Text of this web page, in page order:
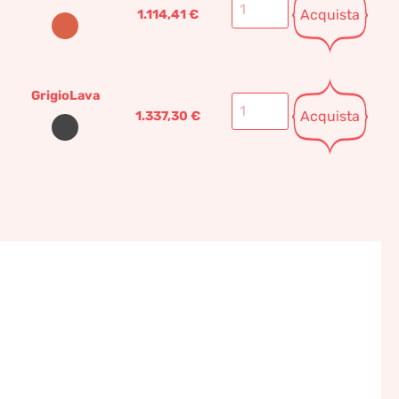
1.114,41€ Acquista
GrigioLava
1.337,30 € Acquista